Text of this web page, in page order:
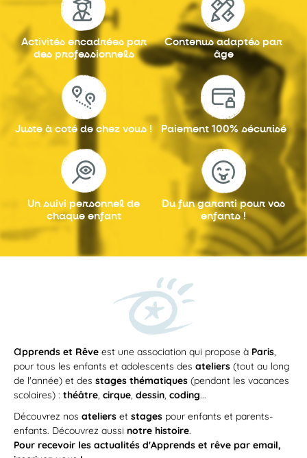
Activités encadrées par
des professionnels
Contenus adaptés par
âge
Juste à coté de chez vous ! Paiement 100% sécurisé
Un suivi personnel de
chaque enfant
Du fun garantipour vos
enfants !
apprends et Rêve est une association qui propose à Paris,
pour tous les enfants et adolescents des ateliers (tout au long
de l'année) et des stages thématiques (pendant les vacances
scolaires) : théâtre, cirque, dessin, coding...
Découvrez nos ateliers et stages pour enfants et parents-
enfants. Découvrez aussi notre histoire.
Pour recevoir les actualités d'Apprends et rêve par email,